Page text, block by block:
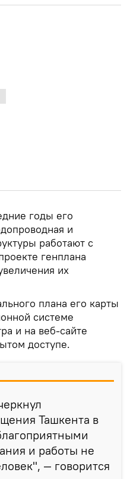
годы его
и
работают с
генплана
их
плана его карты
системе
и на веб-сайте
доступе.
Ташкента в
и работы не
— говорится